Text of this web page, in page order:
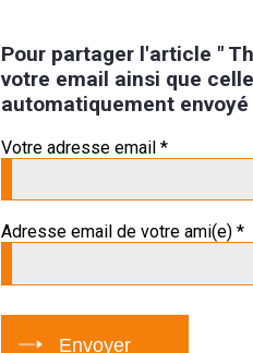
Pour partager l'article "
votre email ainsi que
automatiquement envoyé
Votre adresse email *
Adresse email de votre ami(e) *